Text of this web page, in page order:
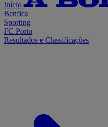
Início
Benfica
Sporting
FC Porto
Resultados e Classificações